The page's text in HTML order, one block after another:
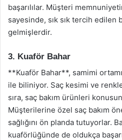
başarılılar. Müşteri
sayesinde, sık sık tercih edilen
gelmişlerdir.
3. Kuaför Bahar
**Kuaför Bahar**, samimi
ile biliniyor. Saç kesimi ve
sıra, saç bakım ürünleri
Müşterilerine özel saç bakım
sağlığını ön planda tutuyorlar.
kuaförlüğünde de oldukça